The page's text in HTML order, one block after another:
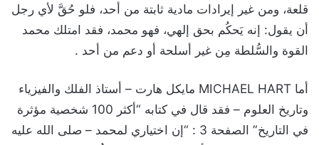
قلعة، ومن غير إيرادات مادية ثابتة من أحد، فلو حُقَّ لأي رجل
أن يقول: إنه يَحكُم بحق إلهي، فهو محمد، فقد امتلك محمد
القوة والسُّلطة مِن غير أسلحة أو دعم من أحد .
أما MICHAEL HART مايكل هارت – أستاذ الفلك والفيزياء
وتاريخ العلوم – فقد قال في كتابه “أكثر 100 شخصية مؤثرة
في التاريخ” الصفحة 3 : “إن اختياري لمحمد – صلى الله عليه